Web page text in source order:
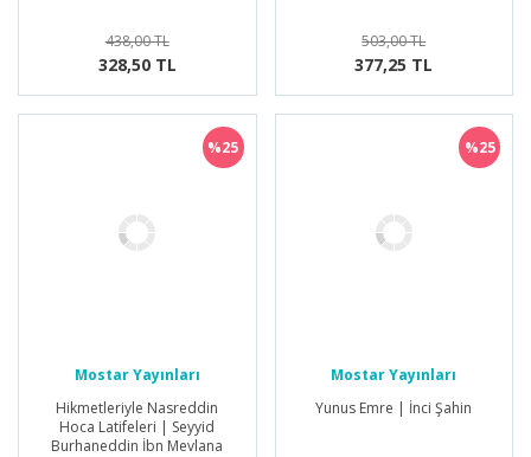
438,00 TL
328,50 TL
503,00 TL
377,25 TL
%25
Mostar Yayınları
Hikmetleriyle Nasreddin
Hoca Latifeleri | Seyyid
Burhaneddin İbn Mevlana
%25
Mostar Yayınları
Yunus Emre | İnci Şahin